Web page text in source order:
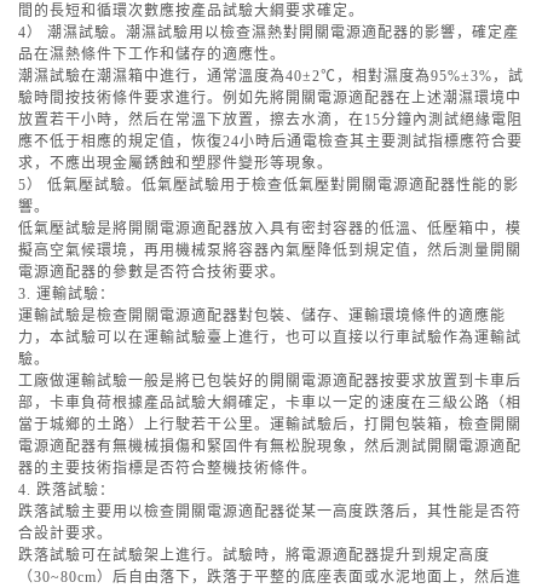
間的長短和循環次數應按產品試驗大綱要求確定。
4） 潮濕試驗。潮濕試驗用以檢查濕熱對開關電源適配器的影響，確定產
品在濕熱條件下工作和儲存的適應性。
潮濕試驗在潮濕箱中進行，通常溫度為40±2℃，相對濕度為95%±3%，試
驗時間按技術條件要求進行。例如先將開關電源適配器在上述潮濕環境中
放置若干小時，然后在常溫下放置，擦去水滴，在15分鐘內測試絕緣電阻
應不低于相應的規定值，恢復24小時后通電檢查其主要測試指標應符合要
求，不應出現金屬銹蝕和塑膠件變形等現象。
5） 低氣壓試驗。低氣壓試驗用于檢查低氣壓對開關電源適配器性能的影
響。
低氣壓試驗是將開關電源適配器放入具有密封容器的低溫、低壓箱中，模
擬高空氣候環境，再用機械泵將容器內氣壓降低到規定值，然后測量開關
電源適配器的參數是否符合技術要求。
3. 運輸試驗：
運輸試驗是檢查開關電源適配器對包裝、儲存、運輸環境條件的適應能
力，本試驗可以在運輸試驗臺上進行，也可以直接以行車試驗作為運輸試
驗。
工廠做運輸試驗一般是將已包裝好的開關電源適配器按要求放置到卡車后
部，卡車負荷根據產品試驗大綱確定，卡車以一定的速度在三級公路（相
當于城鄉的土路）上行駛若干公里。運輸試驗后，打開包裝箱，檢查開關
電源適配器有無機械損傷和緊固件有無松脫現象，然后測試開關電源適配
器的主要技術指標是否符合整機技術條件。
4. 跌落試驗：
跌落試驗主要用以檢查開關電源適配器從某一高度跌落后，其性能是否符
合設計要求。
跌落試驗可在試驗架上進行。試驗時，將電源適配器提升到規定高度
（30~80cm）后自由落下，跌落于平整的底座表面或水泥地面上，然后進